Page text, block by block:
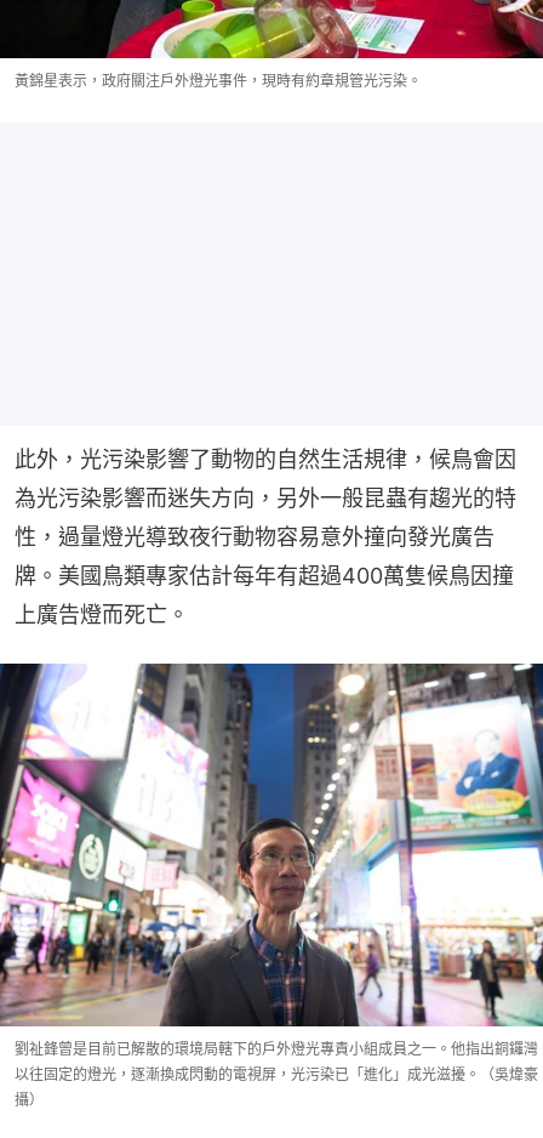
黃錦星表示，政府關注戶外燈光事件，現時有約章規管光污染。
此外，光污染影響了動物的自然生活規律，候鳥會因
為光污染影響而迷失方向，另外一般昆蟲有趨光的特
性，過量燈光導致夜行動物容易意外撞向發光廣告
牌。美國鳥類專家估計每年有超過400萬隻候鳥因撞
上廣告燈而死亡。
劉祉鋒曾是目前已解散的環境局轄下的戶外燈光專責小組成員之一。他指出銅鑼灣
以往固定的燈光，逐漸換成閃動的電視屏，光污染已「進化」成光滋擾。（吳煒豪
攝）